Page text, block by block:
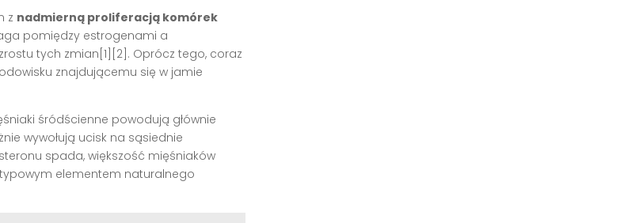
z nadmierną proliferacją komórek
pomiędzy estrogenami a
tych zmian[1][2]. Oprócz tego, coraz
znajdującemu się w jamie
śródścienne powodują głównie
wywołują ucisk na sąsiednie
spada, większość mięśniaków
elementem naturalnego